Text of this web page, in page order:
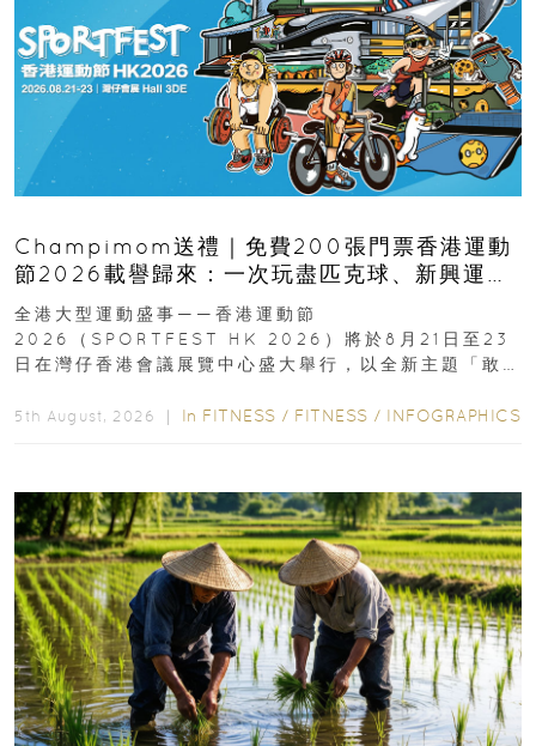
Champimom送禮｜免費200張門票香港運動
節2026載譽歸來：一次玩盡匹克球、新興運
動、街舞比賽＋逾百運動品牌展覽
全港大型運動盛事——香港運動節
2026（SPORTFEST HK 2026）將於8月21日至23
日在灣仔香港會議展覽中心盛大舉行，以全新主題「敢
5th August, 2026 ｜ In FITNESS / FITNESS / INFOGRAPHICS